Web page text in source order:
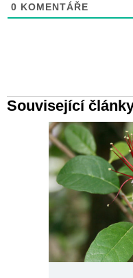
0 KOMENTÁŘE
Související